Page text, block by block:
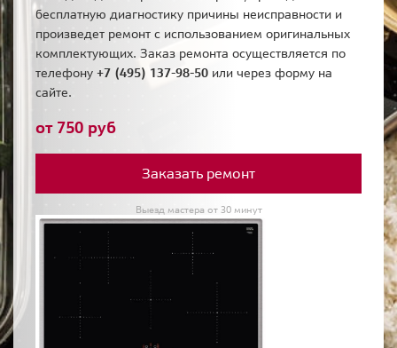
бесплатную диагностику причины неисправности и
произведет ремонт с использованием оригинальных
комплектующих. Заказ ремонта осуществляется по
телефону +7 (495) 137-98-50 или через форму на
сайте.
от 750 руб
Заказать ремонт
Выезд мастера от 30 минут